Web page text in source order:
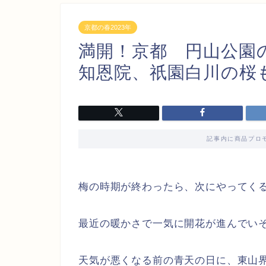
京都の春2023年
満開！京都 円山公園
知恩院、祇園白川の桜
記事内に商品プロ
梅の時期が終わったら、次にやってく
最近の暖かさで一気に開花が進んでい
天気が悪くなる前の青天の日に、東山